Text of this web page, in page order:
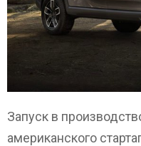
Запуск в
американского